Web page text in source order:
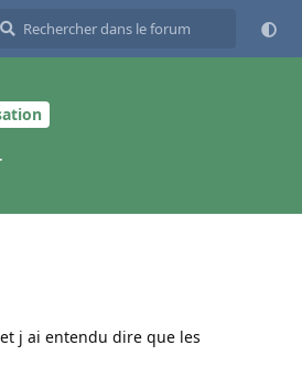
j ai entendu dire que les